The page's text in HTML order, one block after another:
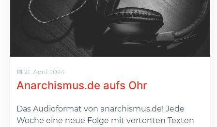
21. April 2024
Anarchismus.de aufs Ohr
Das Audioformat von anarchismus.de! Jede
Woche eine neue Folge mit vertonten Texten